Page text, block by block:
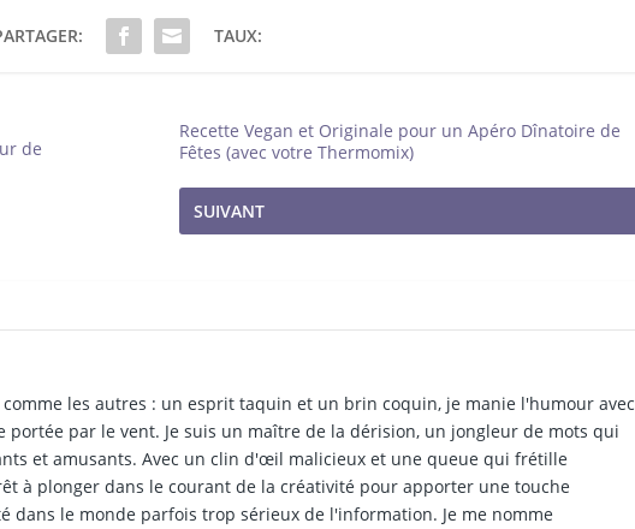
TAUX:
de
Recette Vegan et Originale pour un Apéro Dînatoire de
Fêtes (avec votre Thermomix)
SUIVANT
comme les autres : un esprit taquin et un brin coquin, je manie l'humour avec
portée par le vent. Je suis un maître de la dérision, un jongleur de mots qui
et amusants. Avec un clin d'œil malicieux et une queue qui frétille
à plonger dans le courant de la créativité pour apporter une touche
dans le monde parfois trop sérieux de l'information. Je me nomme